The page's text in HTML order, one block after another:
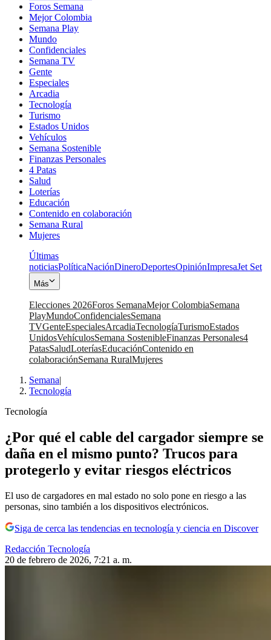
Foros Semana
Mejor Colombia
Semana Play
Mundo
Confidenciales
Semana TV
Gente
Especiales
Arcadia
Tecnología
Turismo
Estados Unidos
Vehículos
Semana Sostenible
Finanzas Personales
4 Patas
Salud
Loterías
Educación
Contenido en colaboración
Semana Rural
Mujeres
Últimas
noticiasPolíticaNaciónDineroDeportesOpiniónImpresaJet Set
Más
Elecciones 2026Foros SemanaMejor ColombiaSemana
PlayMundoConfidencialesSemana
TVGenteEspecialesArcadiaTecnologíaTurismoEstados
UnidosVehículosSemana SostenibleFinanzas Personales4
PatasSaludLoteríasEducaciónContenido en
colaboraciónSemana RuralMujeres
Semana|
Tecnología
Tecnología
¿Por qué el cable del cargador siempre se
daña en el mismo punto? Trucos para
protegerlo y evitar riesgos eléctricos
El uso de cargadores en mal estado no solo pone en riesgo a las
personas, sino también a los dispositivos electrónicos.
Siga de cerca las tendencias en tecnología y ciencia en Discover
Redacción Tecnología
20 de febrero de 2026, 7:21 a. m.